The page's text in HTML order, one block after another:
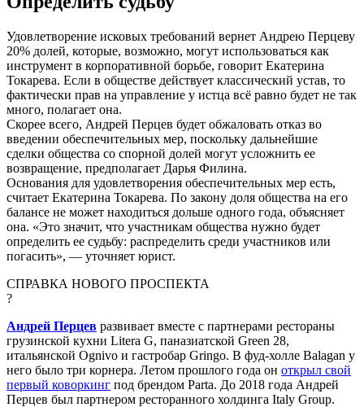
Удовлетворение исковых требований вернет Андрею Перцеву
20% долей, которые, возможно, могут использоваться как
инструмент в корпоративной борьбе, говорит Екатерина
Токарева. Если в обществе действует классический устав, то
фактически прав на управление у истца всё равно будет не так
много, полагает она.
Скорее всего, Андрей Перцев будет обжаловать отказ во
введении обеспечительных мер, поскольку дальнейшие
сделки общества со спорной долей могут усложнить ее
возвращение, предполагает Дарья Филина.
Основания для удовлетворения обеспечительных мер есть,
считает Екатерина Токарева. По закону доля общества на его
балансе не может находиться дольше одного года, объясняет
она. «Это значит, что участникам общества нужно будет
определить ее судьбу: распределить среди участников или
погасить», — уточняет юрист.
СПРАВКА НОВОГО ПРОСПЕКТА
?
Андрей Перцев развивает вместе с партнерами рестораны
грузинской кухни Litera G, паназиатской Green 28,
итальянской Ognivo и гастробар Gringo. В фуд-холле Balagan у
него было три корнера. Летом прошлого года он открыл свой
первый коворкинг под брендом Parta. До 2018 года Андрей
Перцев был партнером ресторанного холдинга Italy Group.